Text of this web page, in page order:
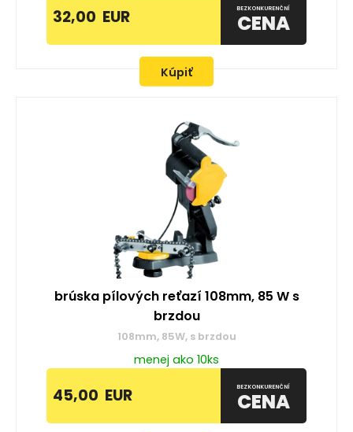
32,00 EUR BEZKONKURENČNÍ
CENA
Kúpiť
brúska pílových reťazí 108mm, 85 W s
brzdou
108mm, 85W, s brzdou
menej ako 10ks
45,00 EUR BEZKONKURENČNÍ
CENA